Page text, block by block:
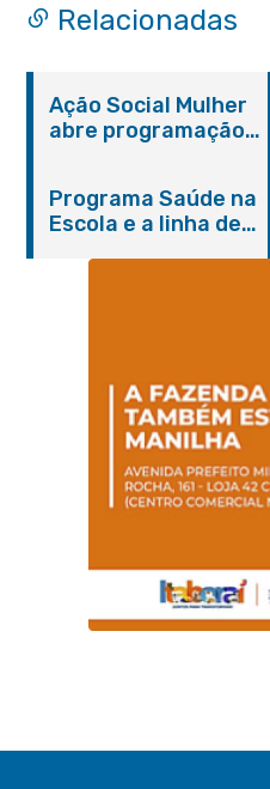
Relacionadas
Ação Social Mulher
abre programação
serviços gratuitos e
orientações
Programa Saúde na
Escola e a linha de
Magalhães Seabra